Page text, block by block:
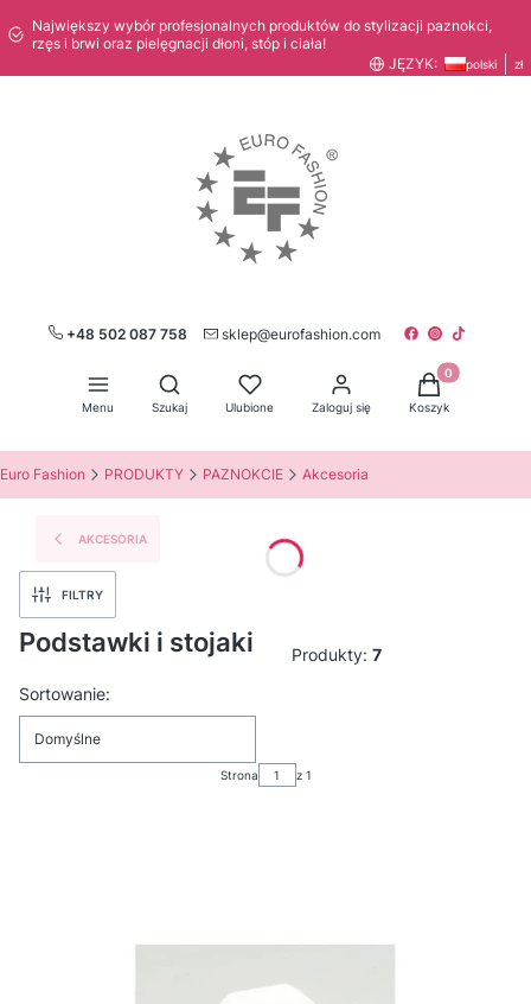
Największy wybór profesjonalnych produktów do stylizacji paznokci,
rzęs i brwi oraz pielęgnacji dłoni, stóp i ciała!
JĘZYK:
polski zł
+48 502 087 758 sklep@eurofashion.com
Menu
Otwórz wyszukiwarkę
Szukaj Ulubione Zaloguj się
Produkty w
Koszyk
Euro Fashion PRODUKTY PAZNOKCIE Akcesoria
AKCESORIA
FILTRY
Podstawki i stojaki Produkty: 7
Lista produktów
Sortowanie:
Domyślne
Strona z 1